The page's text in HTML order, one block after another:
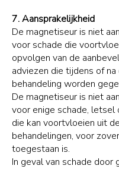
7. Aansprakelijkheid
De magnetiseur is niet
voor schade die
opvolgen van de
adviezen die tijdens of na
behandeling worden
De magnetiseur is niet
voor enige schade, letsel
die kan voortvloeien uit de
behandelingen, voor
toegestaan is.
In geval van schade door